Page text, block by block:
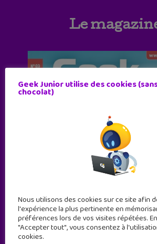
Le
Geek Junior utilise des cookies
chocolat)
Nous utilisons des cookies sur ce site afin
l'expérience la plus pertinente en
préférences lors de vos visites répétées.
"Accepter tout", vous consentez à
cookies.